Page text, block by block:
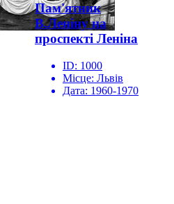
Пам'ятник
В.Леніну на
проспекті Леніна
ID: 1000
Місце: Львів
Дата: 1960-1970